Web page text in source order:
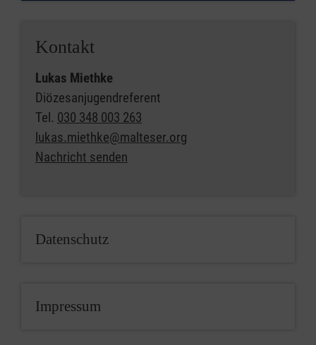
Kontakt
Lukas Miethke
Diözesanjugendreferent
Tel. 030 348 003 263
lukas.miethke@malteser.org
Nachricht senden
Datenschutz
Impressum